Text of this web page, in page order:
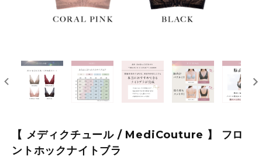
【 メディクチュール / MediCouture 】 フロ
ントホックナイトブラ